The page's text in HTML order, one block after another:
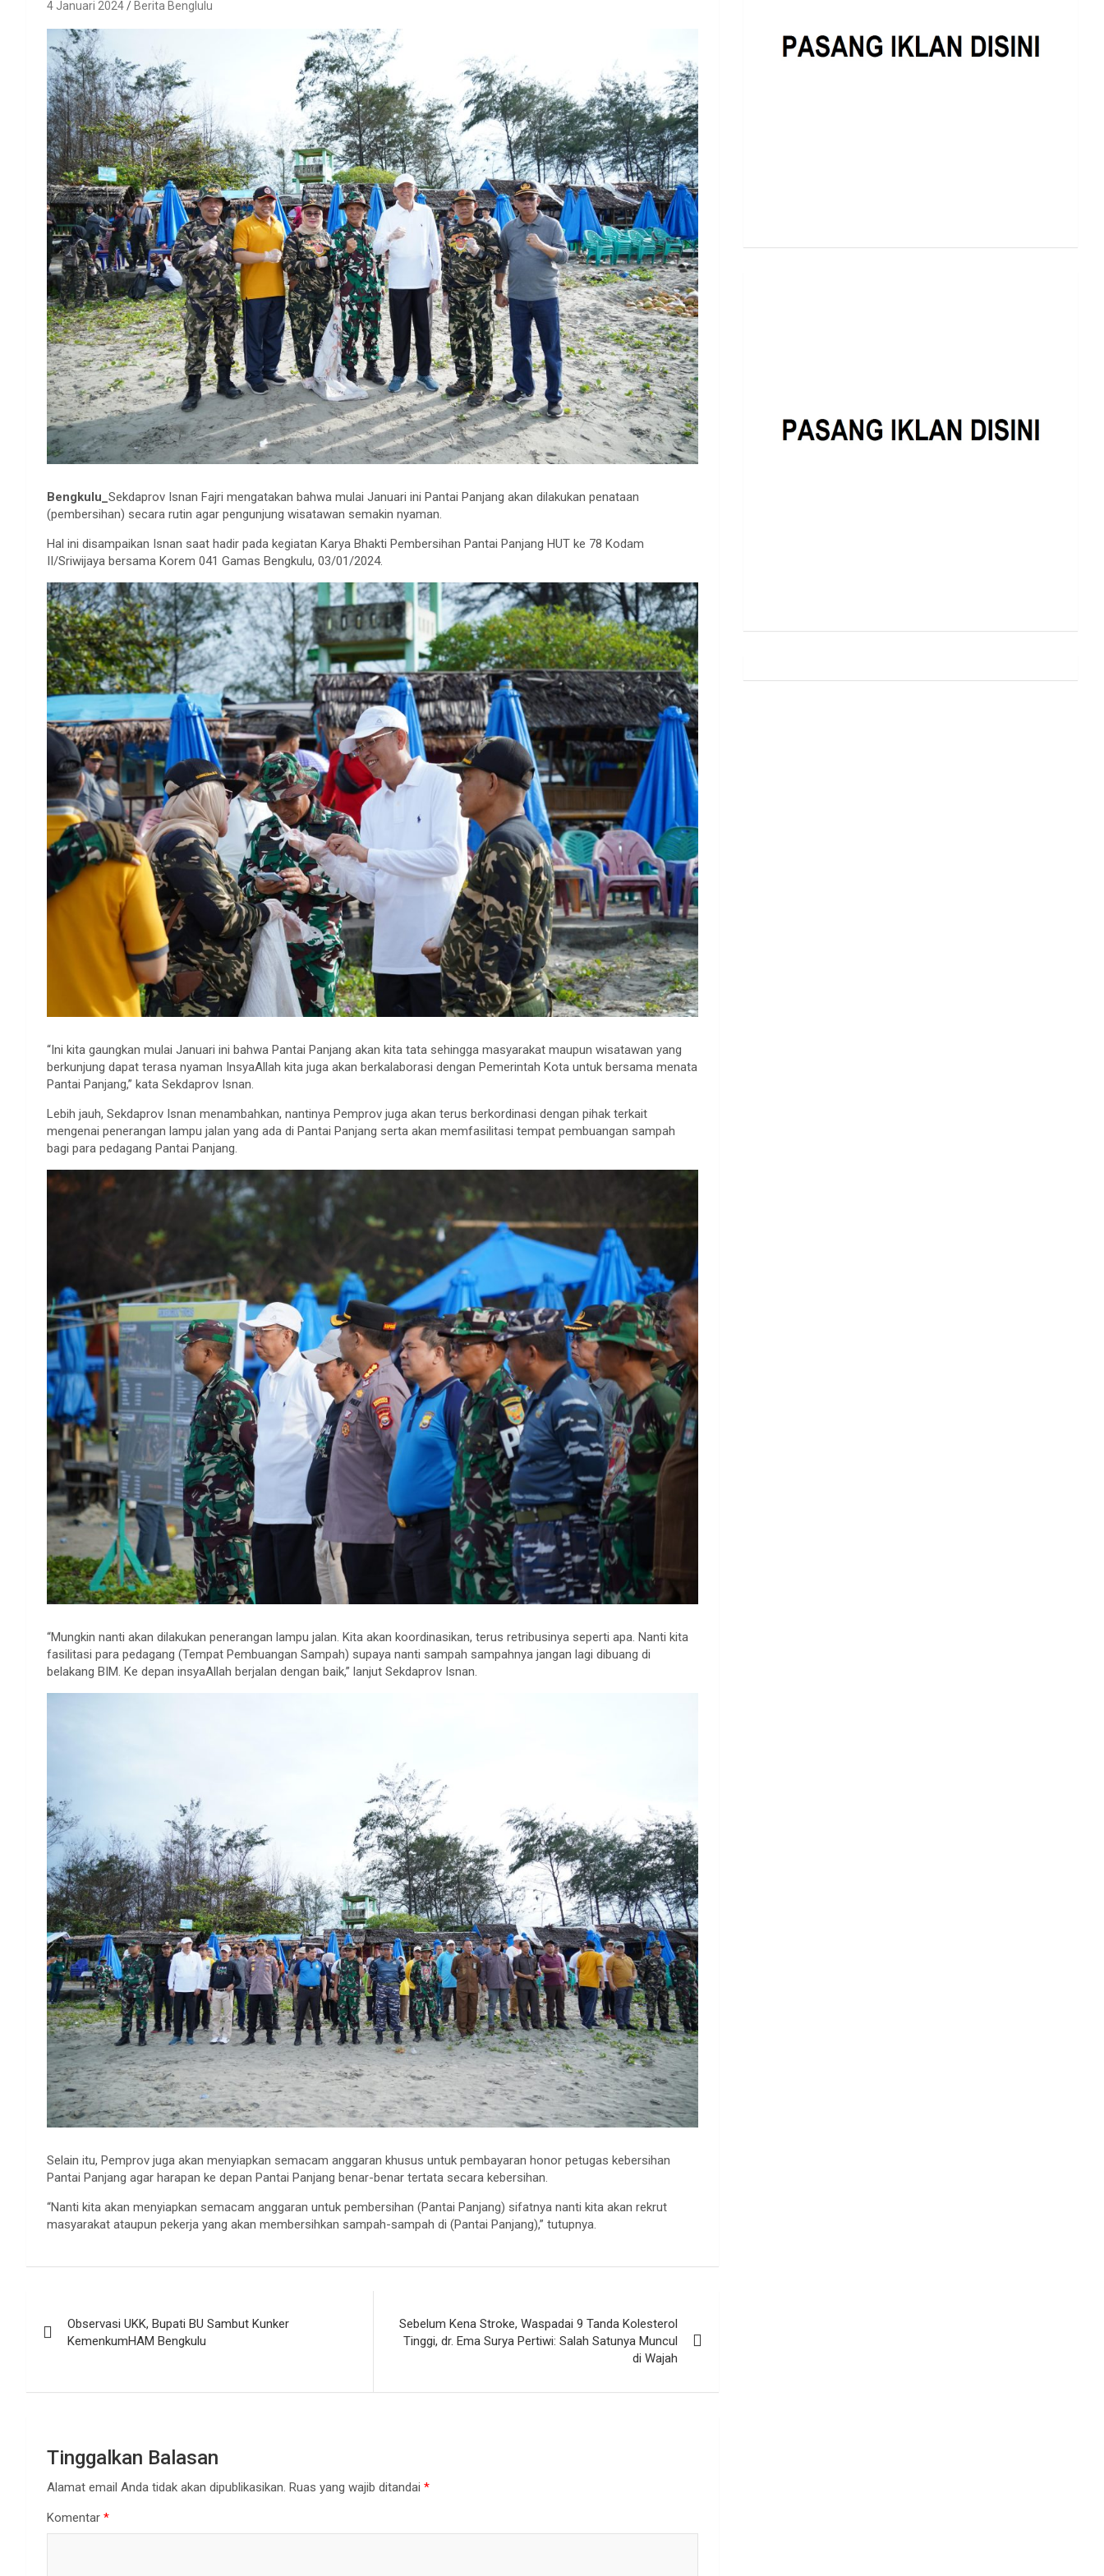
4 Januari 2024 Berita Benglulu
Bengkulu_ Sekdaprov Isnan Fajri mengatakan bahwa mulai Januari ini Pantai Panjang akan dilakukan penataan
(pembersihan) secara rutin agar pengunjung wisatawan semakin nyaman.
Hal ini disampaikan Isnan saat hadir pada kegiatan Karya Bhakti Pembersihan Pantai Panjang HUT ke 78 Kodam
II/Sriwijaya bersama Korem 041 Gamas Bengkulu, 03/01/2024.
“Ini kita gaungkan mulai Januari ini bahwa Pantai Panjang akan kita tata sehingga masyarakat maupun wisatawan yang
berkunjung dapat terasa nyaman InsyaAllah kita juga akan berkalaborasi dengan Pemerintah Kota untuk bersama menata
Pantai Panjang,” kata Sekdaprov Isnan.
Lebih jauh, Sekdaprov Isnan menambahkan, nantinya Pemprov juga akan terus berkordinasi dengan pihak terkait
mengenai penerangan lampu jalan yang ada di Pantai Panjang serta akan memfasilitasi tempat pembuangan sampah
bagi para pedagang Pantai Panjang.
“Mungkin nanti akan dilakukan penerangan lampu jalan. Kita akan koordinasikan, terus retribusinya seperti apa. Nanti kita
fasilitasi para pedagang (Tempat Pembuangan Sampah) supaya nanti sampah sampahnya jangan lagi dibuang di
belakang BIM. Ke depan insyaAllah berjalan dengan baik,” lanjut Sekdaprov Isnan.
Selain itu, Pemprov juga akan menyiapkan semacam anggaran khusus untuk pembayaran honor petugas kebersihan
Pantai Panjang agar harapan ke depan Pantai Panjang benar-benar tertata secara kebersihan.
“Nanti kita akan menyiapkan semacam anggaran untuk pembersihan (Pantai Panjang) sifatnya nanti kita akan rekrut
masyarakat ataupun pekerja yang akan membersihkan sampah-sampah di (Pantai Panjang),” tutupnya.
pos
Observasi UKK, Bupati BU Sambut Kunker
KemenkumHAM Bengkulu
Sebelum Kena Stroke, Waspadai 9 Tanda Kolesterol
Tinggi, dr. Ema Surya Pertiwi: Salah Satunya Muncul
di Wajah
Tinggalkan Balasan
Alamat email Anda tidak akan dipublikasikan. Ruas yang wajib ditandai *
Komentar *